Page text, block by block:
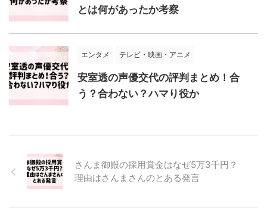
とは何があったか考察
エンタメ テレビ・映画・アニメ
安室透の声優交代の評判まとめ！合
う？合わない？ハマり役か
さんま御殿の採用賞金はなぜ5万3千円？
理由はさんまさんのとある発言